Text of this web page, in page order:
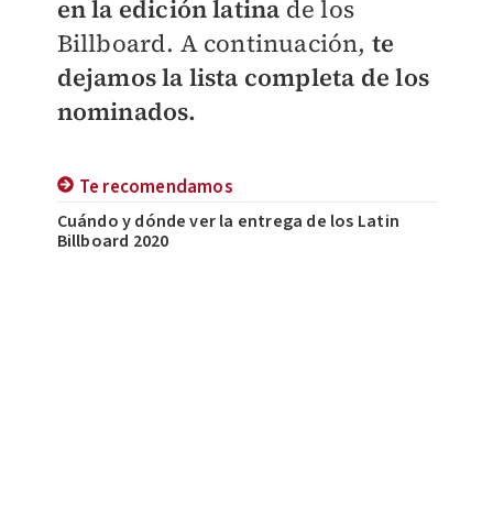
en la edición latina de los
Billboard. A continuación, te
dejamos la lista completa de los
nominados.
Te recomendamos
Cuándo y dónde ver la entrega de los Latin
Billboard 2020